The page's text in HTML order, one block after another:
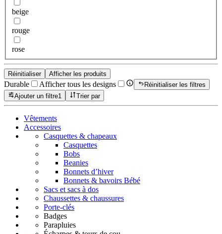
beige
rouge
rose
Réinitialiser Afficher les produits
Durable Afficher tous les designs
Réinitialiser les filtres
Ajouter un filtre1 Trier par
Vêtements
Accessoires
Casquettes & chapeaux
Casquettes
Bobs
Beanies
Bonnets d’hiver
Bonnets & bavoirs Bébé
Sacs et sacs à dos
Chaussettes & chaussures
Porte-clés
Badges
Parapluies